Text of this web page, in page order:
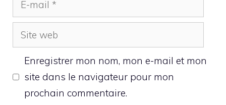
mail
Site
web
Enregistrer mon nom, mon e-mail et mon
site dans le navigateur pour mon
prochain commentaire.